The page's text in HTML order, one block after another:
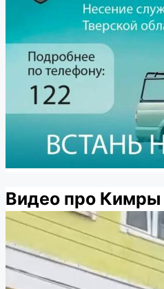
Видео про Кимры